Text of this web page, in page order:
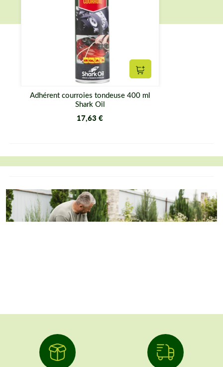
Ajouter au panier
Adhérent courroies tondeuse 400 ml
Shark Oil
17,63 €